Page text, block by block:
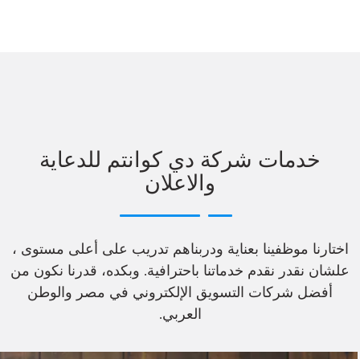
خدمات شركة دي كوانتم للدعاية
والاعلان
اختارنا موظفينا بعناية ودربناهم تدريب على أعلى مستوى ،
علشان نقدر نقدم خدماتنا باحترافية. وبكده، قدرنا نكون من
أفضل شركات التسويق الإلكتروني في مصر والوطن
العربي.